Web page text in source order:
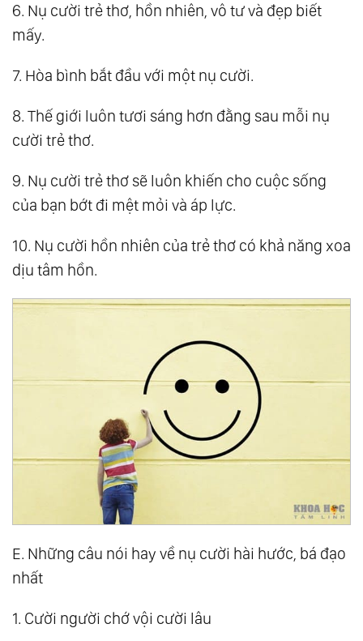
6. Nụ cười trẻ thơ, hồn nhiên, vô tư và đẹp biết
mấy.
7. Hòa bình bắt đầu với một nụ cười.
8. Thế giới luôn tươi sáng hơn đằng sau mỗi nụ
cười trẻ thơ.
9. Nụ cười trẻ thơ sẽ luôn khiến cho cuộc sống
của bạn bớt đi mệt mỏi và áp lực.
10. Nụ cười hồn nhiên của trẻ thơ có khả năng xoa
dịu tâm hồn.
E. Những câu nói hay về nụ cười hài hước, bá đạo
nhất
1. Cười người chớ vội cười lâu